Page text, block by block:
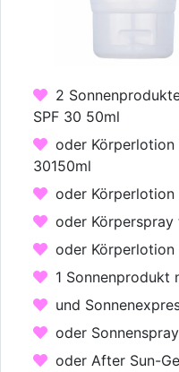
2
SPF 30 50ml
oder Körperlotion
30150ml
oder Körperlotion
oder Körperspray
oder Körperlotion
1 Sonnenprodukt
und
oder
oder After Sun-